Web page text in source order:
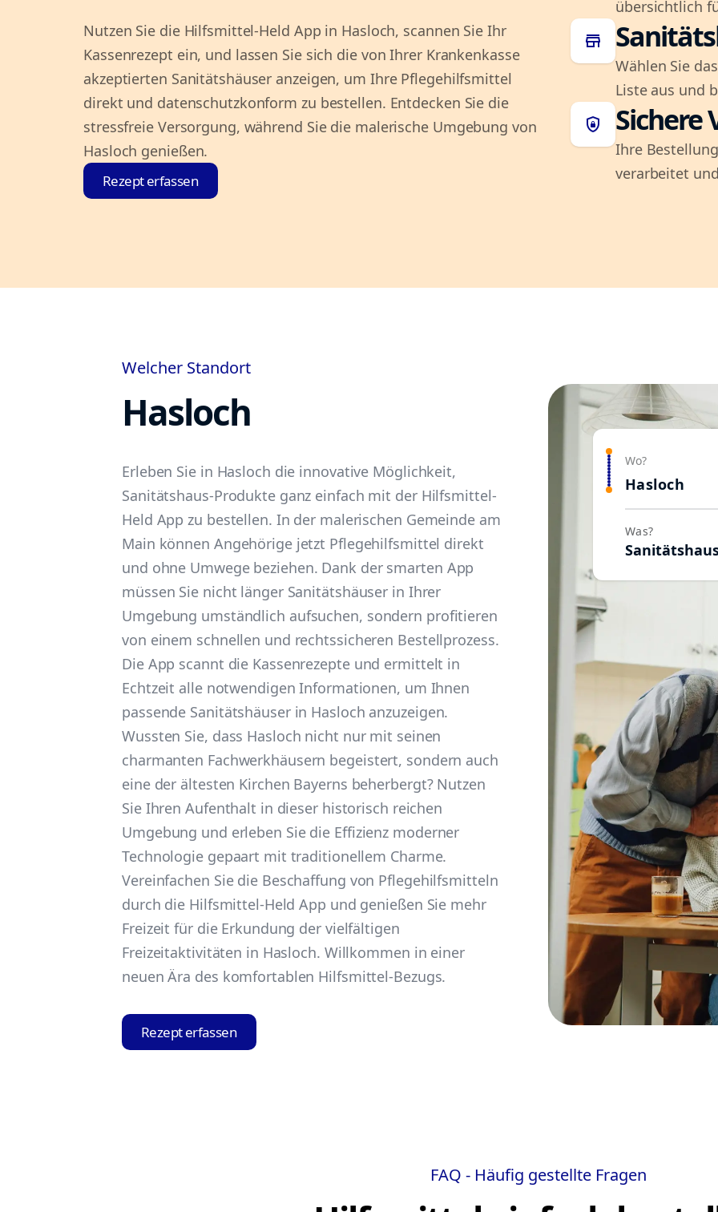
Nutzen Sie die Hilfsmittel-Held App in Hasloch, scannen Sie Ihr
Kassenrezept ein, und lassen Sie sich die von Ihrer Krankenkasse
akzeptierten Sanitätshäuser anzeigen, um Ihre Pflegehilfsmittel
direkt und datenschutzkonform zu bestellen. Entdecken Sie die
stressfreie Versorgung, während Sie die malerische Umgebung von
Hasloch genießen.
Rezept erfassen
übersichtlich
store
Wählen Sie
Liste aus und
shield_lock Sichere
Ihre
verarbeitet
Welcher Standort
Hasloch
Erleben Sie in Hasloch die innovative Möglichkeit,
Sanitätshaus-Produkte ganz einfach mit der Hilfsmittel-
Held App zu bestellen. In der malerischen Gemeinde am
Main können Angehörige jetzt Pflegehilfsmittel direkt
und ohne Umwege beziehen. Dank der smarten App
müssen Sie nicht länger Sanitätshäuser in Ihrer
Umgebung umständlich aufsuchen, sondern profitieren
von einem schnellen und rechtssicheren Bestellprozess.
Die App scannt die Kassenrezepte und ermittelt in
Echtzeit alle notwendigen Informationen, um Ihnen
passende Sanitätshäuser in Hasloch anzuzeigen.
Wussten Sie, dass Hasloch nicht nur mit seinen
charmanten Fachwerkhäusern begeistert, sondern auch
eine der ältesten Kirchen Bayerns beherbergt? Nutzen
Sie Ihren Aufenthalt in dieser historisch reichen
Umgebung und erleben Sie die Effizienz moderner
Technologie gepaart mit traditionellem Charme.
Vereinfachen Sie die Beschaffung von Pflegehilfsmitteln
durch die Hilfsmittel-Held App und genießen Sie mehr
Freizeit für die Erkundung der vielfältigen
Freizeitaktivitäten in Hasloch. Willkommen in einer
neuen Ära des komfortablen Hilfsmittel-Bezugs.
Rezept erfassen
Wo?
Hasloch
Was?
FAQ - Häufig gestellte Fragen